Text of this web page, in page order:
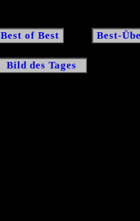
Best of Best Best-
Bild des Tages